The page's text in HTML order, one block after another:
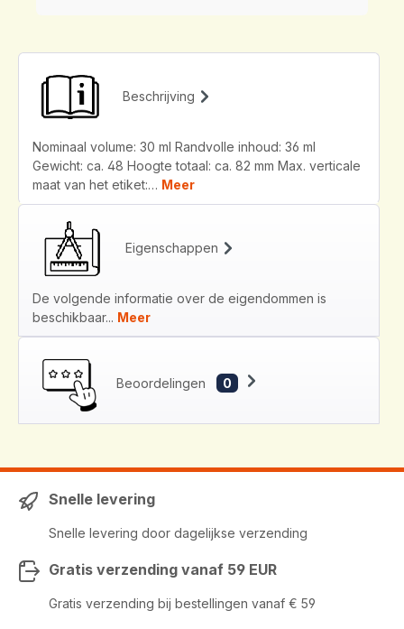
Beschrijving
Nominaal volume: 30 ml Randvolle inhoud: 36 ml
Gewicht: ca. 48 Hoogte totaal: ca. 82 mm Max. verticale
maat van het etiket:… Meer
Eigenschappen
De volgende informatie over de eigendommen is
beschikbaar... Meer
Beoordelingen 0
Snelle levering
Snelle levering door dagelijkse verzending
Gratis verzending vanaf 59 EUR
Gratis verzending bij bestellingen vanaf € 59